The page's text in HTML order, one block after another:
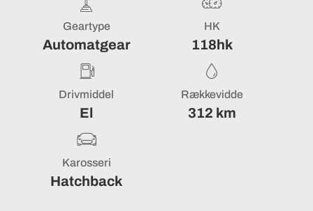
Geartype
Automatgear
HK
118hk
Drivmiddel
El
Rækkevidde
312 km
Karosseri
Hatchback